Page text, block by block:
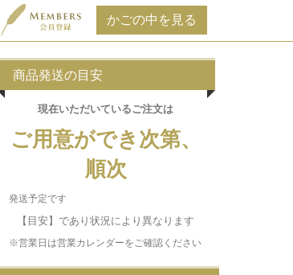
商品発送の目安
現在いただいているご注文は
ご用意ができ次第、
順次
発送予定です
【目安】であり状況により異なります
※営業日は営業カレンダーをご確認ください